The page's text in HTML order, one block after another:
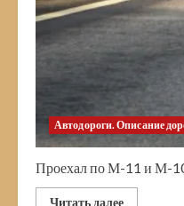
Автодороги. Описание
Проехал по М-11 и М-
Читать далееПрочитать